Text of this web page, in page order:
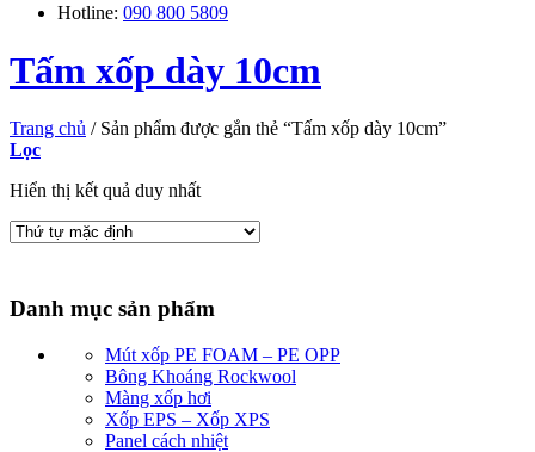
Hotline: 090 800 5809
Tấm xốp dày 10cm
Trang chủ /Sản phẩm được gắn thẻ “Tấm xốp dày 10cm”
Lọc
Hiển thị kết quả duy nhất
Danh mục sản phẩm
Mút xốp PE FOAM – PE OPP
Bông Khoáng Rockwool
Màng xốp hơi
Xốp EPS – Xốp XPS
Panel cách nhiệt